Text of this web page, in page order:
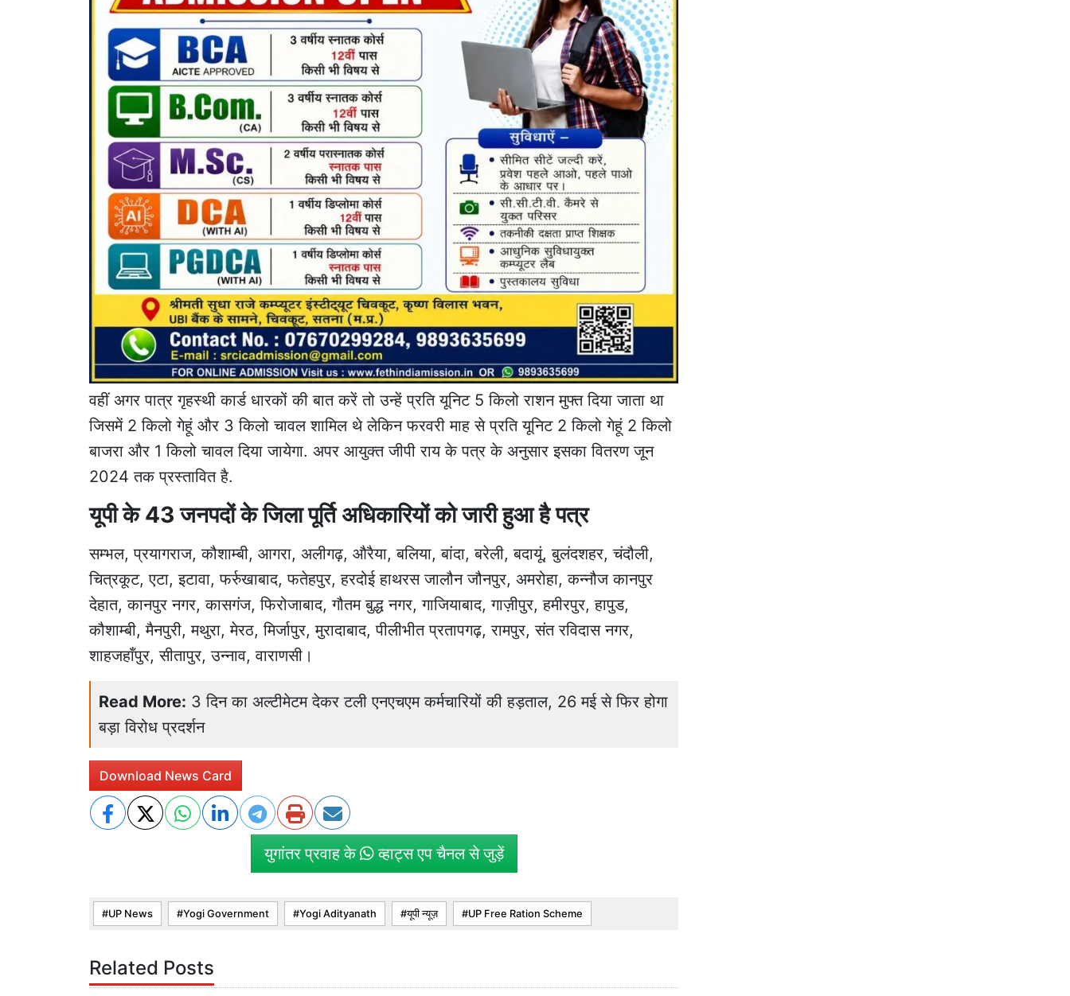
वहीं अगर पात्र गृहस्थी कार्ड धारकों की बात करें तो उन्हें प्रति यूनिट 5 किलो राशन मुफ्त दिया जाता था
जिसमें 2 किलो गेहूं और 3 किलो चावल शामिल थे लेकिन फरवरी माह से प्रति यूनिट 2 किलो गेहूं 2 किलो
बाजरा और 1 किलो चावल दिया जायेगा. अपर आयुक्त जीपी राय के पत्र के अनुसार इसका वितरण जून
2024 तक प्रस्तावित है.
यूपी के 43 जनपदों के जिला पूर्ति अधिकारियों को जारी हुआ है पत्र
सम्भल, प्रयागराज, कौशाम्बी, आगरा, अलीगढ़, औरैया, बलिया, बांदा, बरेली, बदायूं, बुलंदशहर, चंदौली,
चित्रकूट, एटा, इटावा, फर्रुखाबाद, फतेहपुर, हरदोई हाथरस जालौन जौनपुर, अमरोहा, कन्नौज कानपुर
देहात, कानपुर नगर, कासगंज, फिरोजाबाद, गौतम बुद्ध नगर, गाजियाबाद, गाज़ीपुर, हमीरपुर, हापुड,
कौशाम्बी, मैनपुरी, मथुरा, मेरठ, मिर्जापुर, मुरादाबाद, पीलीभीत प्रतापगढ़, रामपुर, संत रविदास नगर,
शाहजहाँपुर, सीतापुर, उन्नाव, वाराणसी।
Read More: 3 दिन का अल्टीमेटम देकर टली एनएचएम कर्मचारियों की हड़ताल, 26 मई से फिर होगा
बड़ा विरोध प्रदर्शन
Download News Card
युगांतर प्रवाह के व्हाट्स एप चैनल से जुड़ें
UP News Yogi Government Yogi Adityanath यूपी न्यूज़ UP Free Ration Scheme
Related Posts